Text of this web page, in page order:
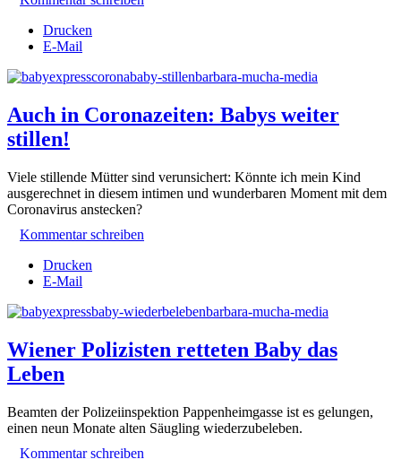
Drucken
E-Mail
Auch in Coronazeiten: Babys weiter
stillen!
Viele stillende Mütter sind verunsichert: Könnte ich mein Kind
ausgerechnet in diesem intimen und wunderbaren Moment mit dem
Coronavirus anstecken?
Kommentar schreiben
Drucken
E-Mail
Wiener Polizisten retteten Baby das
Leben
Beamten der Polizeiinspektion Pappenheimgasse ist es gelungen,
einen neun Monate alten Säugling wiederzubeleben.
Kommentar schreiben